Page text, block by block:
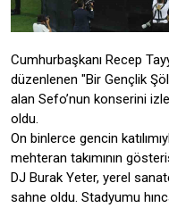
Cumhurbaşkanı Recep
düzenlenen "Bir Gençlik
alan Sefo’nun konserini
oldu.
On binlerce gencin
mehteran takımının
DJ Burak Yeter, yerel
sahne oldu. Stadyumu